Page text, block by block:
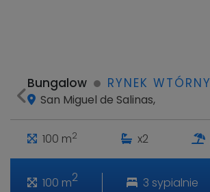
Bungalow RYNEK WTÓRNY
San Miguel de Salinas,
100 m2 x2
100 m2 3 sypialnie